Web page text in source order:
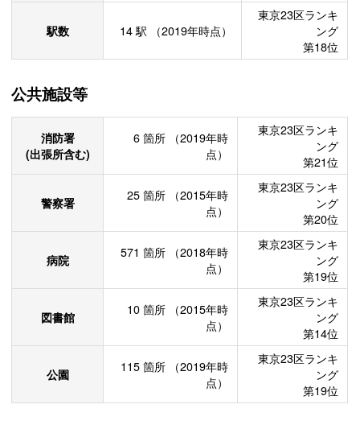
駅数 14駅 （2019年時点）
東京23区ランキ
ング
第18位
公共施設等
消防署
(出張所含む)
6 箇所
（2019年時
点）
東京23区ランキ
ング
第21位
警察署 25 箇所
（2015年時
点）
東京23区ランキ
ング
第20位
病院 571 箇所
（2018年時
点）
東京23区ランキ
ング
第19位
図書館 10 箇所
（2015年時
点）
東京23区ランキ
ング
第14位
公園 115 箇所
（2019年時
点）
東京23区ランキ
ング
第19位